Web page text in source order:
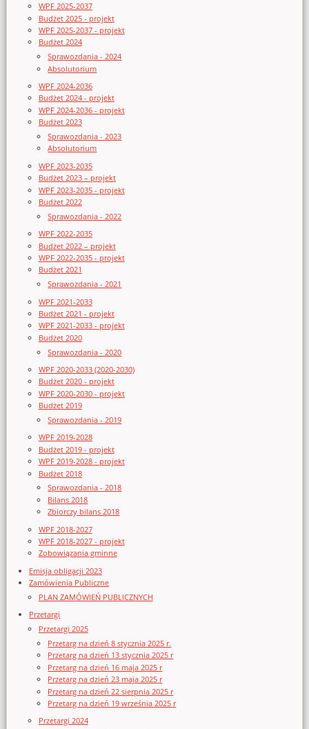
WPF 2025-2037
Budżet 2025 - projekt
WPF 2025-2037 - projekt
Budżet 2024
Sprawozdania - 2024
Absolutorium
WPF 2024-2036
Budżet 2024 - projekt
WPF 2024-2036 - projekt
Budżet 2023
Sprawozdania - 2023
Absolutorium
WPF 2023-2035
Budżet 2023 – projekt
WPF 2023-2035 - projekt
Budżet 2022
Sprawozdania - 2022
WPF 2022-2035
Budżet 2022 – projekt
WPF 2022-2035 - projekt
Budżet 2021
Sprawozdania - 2021
WPF 2021-2033
Budżet 2021 - projekt
WPF 2021-2033 - projekt
Budżet 2020
Sprawozdania - 2020
WPF 2020-2033 (2020-2030)
Budżet 2020 - projekt
WPF 2020-2030 - projekt
Budżet 2019
Sprawozdania - 2019
WPF 2019-2028
Budżet 2019 - projekt
WPF 2019-2028 - projekt
Budżet 2018
Sprawozdania - 2018
Bilans 2018
Zbiorczy bilans 2018
WPF 2018-2027
WPF 2018-2027 - projekt
Zobowiązania gminne
Emisja obligacji 2023
Zamówienia Publiczne
PLAN ZAMÓWIEŃ PUBLICZNYCH
Przetargi
Przetargi 2025
Przetarg na dzień 8 stycznia 2025 r.
Przetarg na dzień 13 stycznia 2025 r
Przetarg na dzień 16 maja 2025 r
Przetarg na dzień 23 maja 2025 r
Przetarg na dzień 22 sierpnia 2025 r
Przetarg na dzień 19 września 2025 r
Przetargi 2024